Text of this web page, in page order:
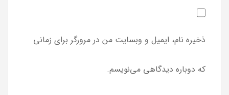
ذخیره نام، ایمیل و وبسایت من در مرورگر برای زمانی
که دوباره دیدگاهی می‌نویسم.